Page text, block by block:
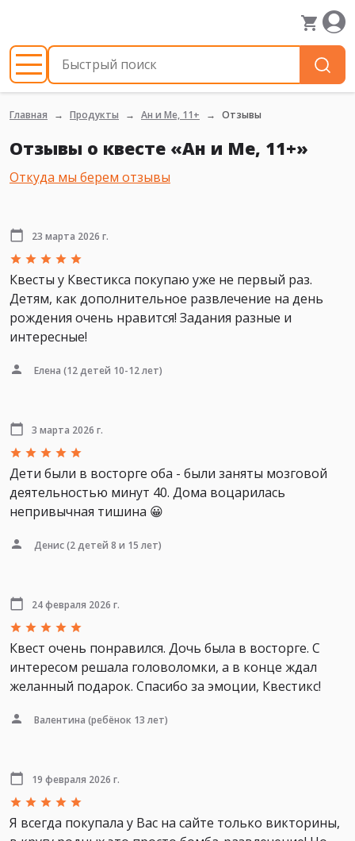
Главная Продукты Ан и Ме, 11+ Отзывы
Отзывы о квесте «Ан и Ме, 11+»
Откуда мы берем отзывы
23 марта 2026 г.
Квесты у Квестикса покупаю уже не первый раз.
Детям, как дополнительное развлечение на день
рождения очень нравится! Задания разные и
интересные!
Елена (12 детей 10-12 лет)
3 марта 2026 г.
Дети были в восторге оба - были заняты мозговой
деятельностью минут 40. Дома воцарилась
непривычная тишина 😀
Денис(2 детей 8 и 15 лет)
24 февраля 2026 г.
Квест очень понравился. Дочь была в восторге. С
интересом решала головоломки, а в конце ждал
желанный подарок. Спасибо за эмоции, Квестикс!
Валентина (ребёнок 13 лет)
19 февраля 2026 г.
Я всегда покупала у Вас на сайте только викторины,